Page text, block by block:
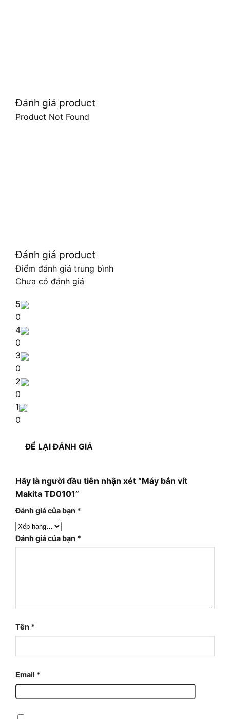
Đánh giá product
Product Not Found
Đánh giá product
Điểm đánh giá trung bình
Chưa có đánh giá
5
0
4
0
3
0
2
0
1
0
ĐỂ LẠI ĐÁNH GIÁ
Hãy là người đầu tiên nhận xét “Máy bắn vít
Makita TD0101”
Đánh giá của bạn *
Đánh giá của bạn *
Tên *
Email *